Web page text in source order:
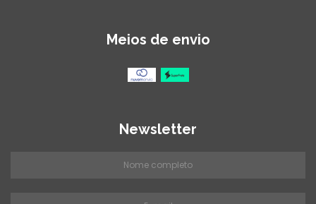
Meios de envio
Newsletter